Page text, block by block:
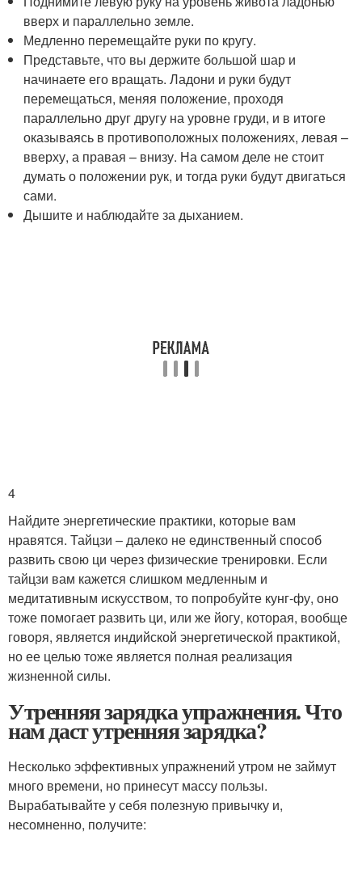
вверх и параллельно земле.
Медленно перемещайте руки по кругу.
Представьте, что вы держите большой шар и
начинаете его вращать. Ладони и руки будут
перемещаться, меняя положение, проходя
параллельно друг другу на уровне груди, и в итоге
оказываясь в противоположных положениях, левая –
вверху, а правая – внизу. На самом деле не стоит
думать о положении рук, и тогда руки будут двигаться
сами.
Дышите и наблюдайте за дыханием.
4
Найдите энергетические практики, которые вам
нравятся. Тайцзи – далеко не единственный способ
развить свою ци через физические тренировки. Если
тайцзи вам кажется слишком медленным и
медитативным искусством, то попробуйте кунг-фу, оно
тоже помогает развить ци, или же йогу, которая, вообще
говоря, является индийской энергетической практикой,
но ее целью тоже является полная реализация
жизненной силы.
Утренняя зарядка упражнения. Что
нам даст утренняя зарядка?
Несколько эффективных упражнений утром не займут
много времени, но принесут массу пользы.
Вырабатывайте у себя полезную привычку и,
несомненно, получите: